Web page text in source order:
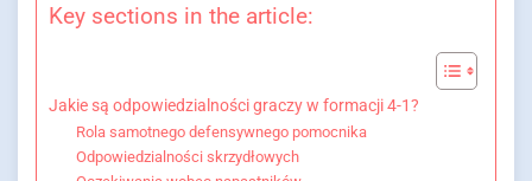
Key sections in the article:
Jakie są odpowiedzialności graczy w formacji 4-1?
Rola samotnego defensywnego pomocnika
Odpowiedzialności skrzydłowych